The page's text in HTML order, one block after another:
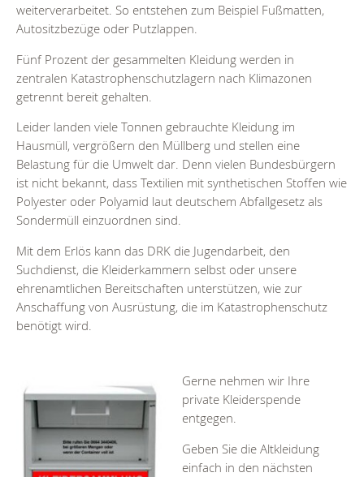
weiterverarbeitet. So entstehen zum Beispiel Fußmatten,
Autositzbezüge oder Putzlappen.
Fünf Prozent der gesammelten Kleidung werden in
zentralen Katastrophenschutzlagern nach Klimazonen
getrennt bereit gehalten.
Leider landen viele Tonnen gebrauchte Kleidung im
Hausmüll, vergrößern den Müllberg und stellen eine
Belastung für die Umwelt dar. Denn vielen Bundesbürgern
ist nicht bekannt, dass Textilien mit synthetischen Stoffen wie
Polyester oder Polyamid laut deutschem Abfallgesetz als
Sondermüll einzuordnen sind.
Mit dem Erlös kann das DRK die Jugendarbeit, den
Suchdienst, die Kleiderkammern selbst oder unsere
ehrenamtlichen Bereitschaften unterstützen, wie zur
Anschaffung von Ausrüstung, die im Katastrophenschutz
benötigt wird.
Gerne nehmen wir Ihre
private Kleiderspende
entgegen.
Geben Sie die Altkleidung
einfach in den nächsten